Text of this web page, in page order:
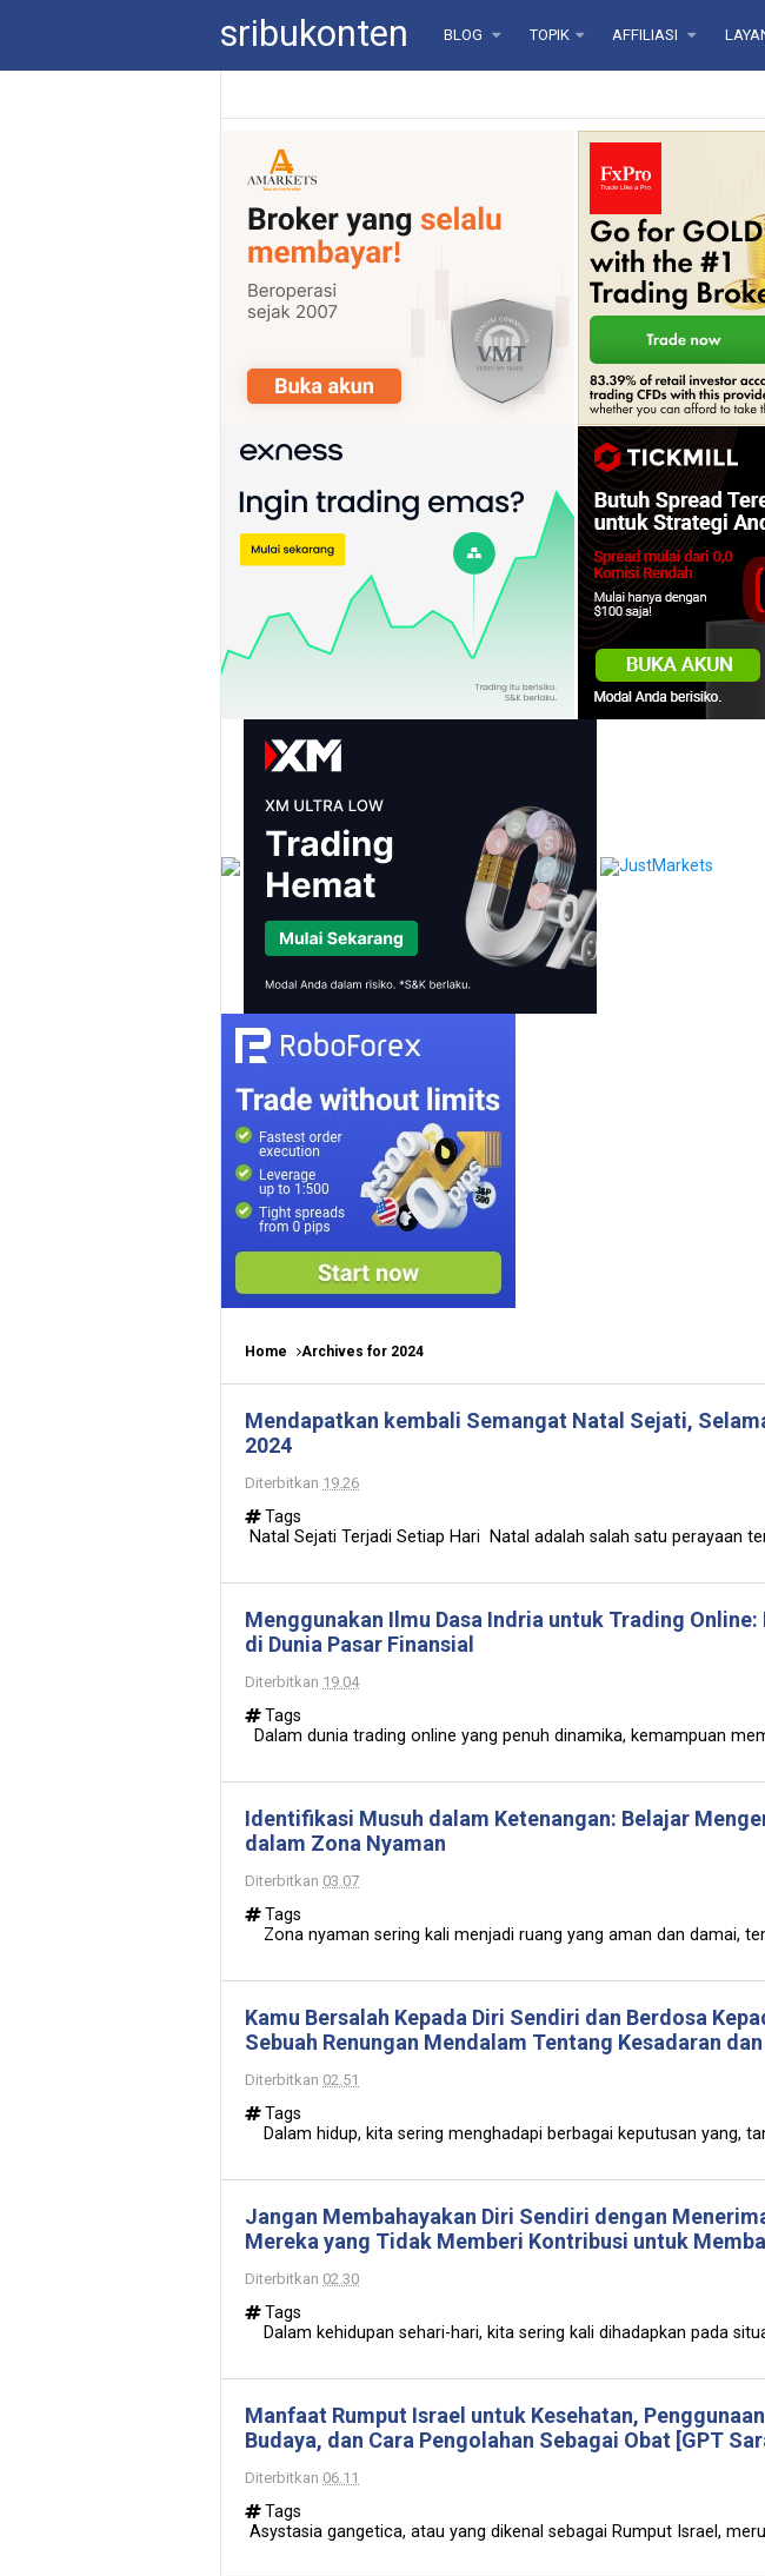
sribukonten BLOG TOPIK AFFILIASI
Home Archives for 2024
Mendapatkan kembali Semangat Natal Sejati,
2024
Diterbitkan 19.26
Tags
Natal Sejati Terjadi Setiap Hari Natal adalah salah satu perayaan
Menggunakan Ilmu Dasa Indria untuk Trading
di Dunia Pasar Finansial
Diterbitkan 19.04
Tags
Dalam dunia trading online yang penuh dinamika, kemampuan
Identifikasi Musuh dalam Ketenangan: Belajar
dalam Zona Nyaman
Diterbitkan 03.07
Tags
Zona nyaman sering kali menjadi ruang yang aman dan damai,
Kamu Bersalah Kepada Diri Sendiri dan Berdosa
Sebuah Renungan Mendalam Tentang Kesadaran
Diterbitkan 02.51
Tags
Dalam hidup, kita sering menghadapi berbagai keputusan yang,
Jangan Membahayakan Diri Sendiri dengan
Mereka yang Tidak Memberi Kontribusi untuk
Diterbitkan 02.30
Tags
Dalam kehidupan sehari-hari, kita sering kali dihadapkan pada
Manfaat Rumput Israel untuk Kesehatan,
Budaya, dan Cara Pengolahan Sebagai Obat [GPT
Diterbitkan 06.11
Tags
Asystasia gangetica, atau yang dikenal sebagai Rumput Israel,